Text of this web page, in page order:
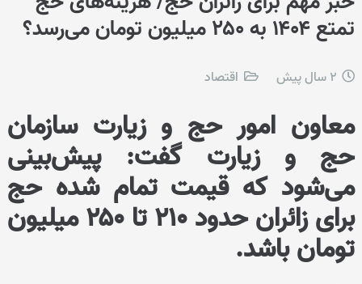
تمتع ۱۴۰۴ به ۲۵۰ میلیون تومان می‌رسد؟
2 سال پیش اقتصاد
معاون امور حج و زیارت سازمان
حج و زیارت گفت: پیش‌بینی
می‌شود که قیمت تمام شده حج
برای زائران حدود ۲۱۰ تا ۲۵۰ میلیون
تومان باشد.